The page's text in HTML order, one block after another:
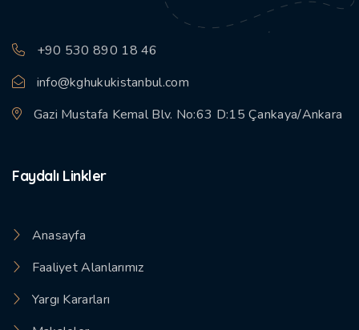
+90 530 890 18 46
info@kghukukistanbul.com
Gazi Mustafa Kemal Blv. No:63 D:15 Çankaya/Ankara
Faydalı Linkler
Anasayfa
Faaliyet Alanlarımız
Yargı Kararları